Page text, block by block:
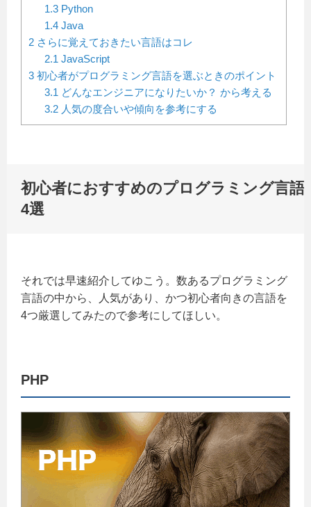
1.3Python
1.4Java
2 さらに覚えておきたい言語はコレ
2.1 JavaScript
3 初心者がプログラミング言語を選ぶときのポイント
3.1 どんなエンジニアになりたいか？ から考える
3.2人気の度合いや傾向を参考にする
初心者におすすめのプログラミング言語
4選
それでは早速紹介してゆこう。数あるプログラミング
言語の中から、人気があり、かつ初心者向きの言語を
4つ厳選してみたので参考にしてほしい。
PHP